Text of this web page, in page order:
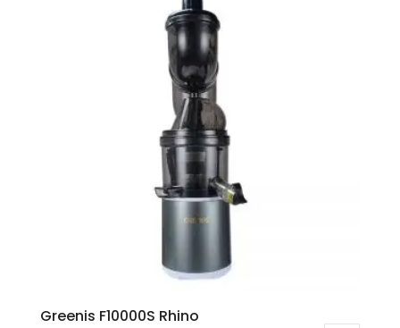
Greenis F10000S Rhino